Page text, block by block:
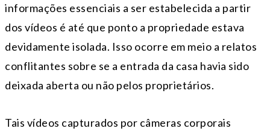
informações essenciais a ser estabelecida a partir
dos vídeos é até que ponto a propriedade estava
devidamente isolada. Isso ocorre em meio a relatos
conflitantes sobre se a entrada da casa havia sido
deixada aberta ou não pelos proprietários.
Tais vídeos capturados por câmeras corporais